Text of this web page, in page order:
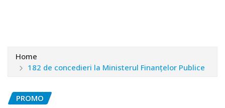
Home
182 de concedieri la Ministerul Finanțelor Publice
PROMO